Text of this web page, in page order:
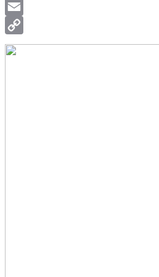
WhatsApp
Email
Copy